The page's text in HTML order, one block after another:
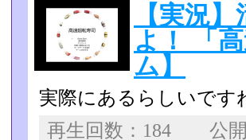
【実況
よ！ 「
ム】
実際にあるらしいです
再生回数：184 公